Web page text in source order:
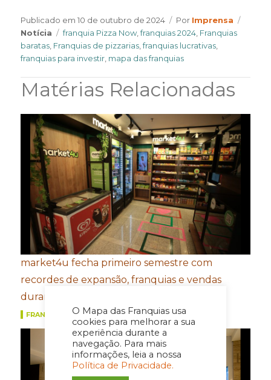
O Mapa das Franquias usa
cookies para melhorar a sua
experiência durante a
navegação. Para mais
informações, leia a nossa
Política de Privacidade.
Publicado em10 de outubro de 2024 Por Author
Imprensa
Notícia
Tags
franquia Pizza Now,franquias 2024, Franquias
baratas, Franquias de pizzarias,franquias lucrativas,
franquias para investir, mapa das franquias
Matérias Relacionadas
market4u fecha primeiro semestre com
recordes de expansão, franquias e vendas
durante a Copa do Mundo
FRANQUIAS